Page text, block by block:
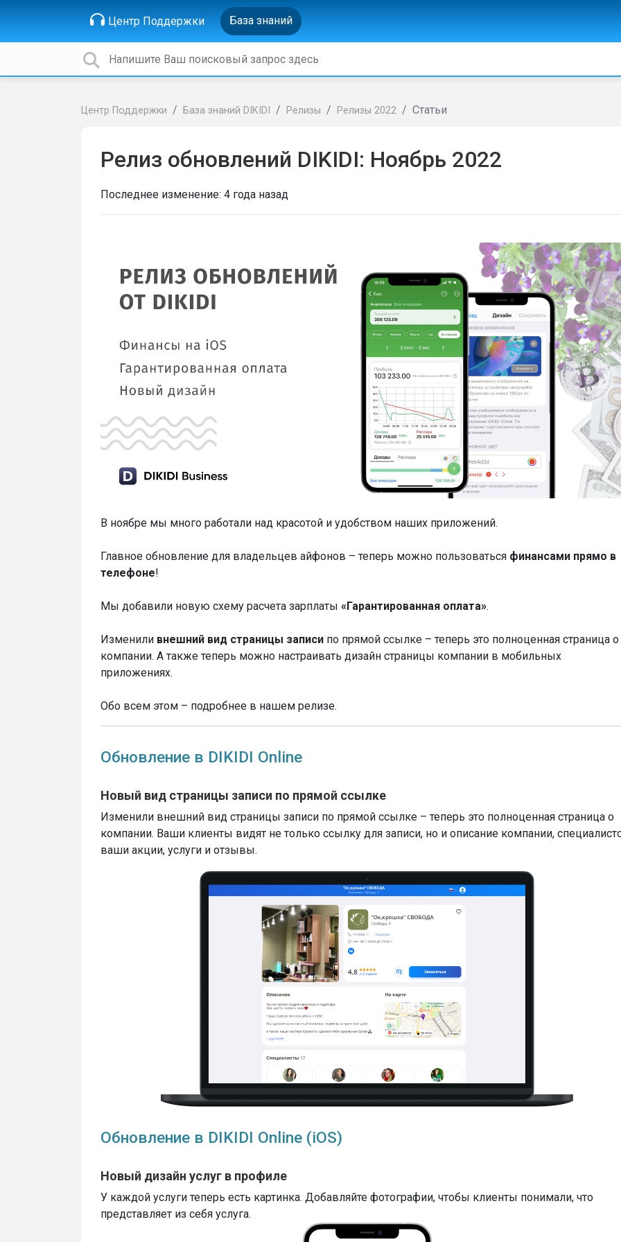
Центр Поддержки База знаний
Центр Поддержки База знаний DIKIDI Релизы Релизы 2022 Статьи
Релиз обновлений DIKIDI: Ноябрь 2022
Последнее изменение: 4 года назад
В ноябре мы много работали над красотой и удобством наших приложений.
Главное обновление для владельцев айфонов – теперь можно пользоваться финансами прямо в
телефоне!
Мы добавили новую схему расчета зарплаты «Гарантированная оплата».
Изменили внешний вид страницы записи по прямой ссылке – теперь это полноценная страница о
компании. А также теперь можно настраивать дизайн страницы компании в мобильных
приложениях.
Обо всем этом – подробнее в нашем релизе.
Обновление в DIKIDI Online
Новый вид страницы записи по прямой ссылке
Изменили внешний вид страницы записи по прямой ссылке – теперь это полноценная страница о
компании. Ваши клиенты видят не только ссылку для записи, но и описание компании,
ваши акции, услуги и отзывы.
Обновление в DIKIDI Online (iOS)
Новый дизайн услуг в профиле
У каждой услуги теперь есть картинка. Добавляйте фотографии, чтобы клиенты понимали, что
представляет из себя услуга.